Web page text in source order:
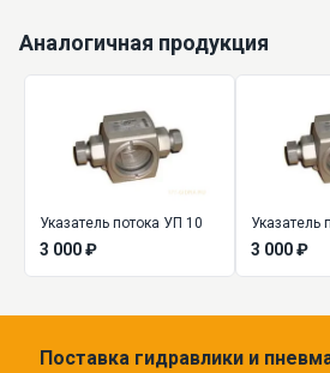
Аналогичная продукция
Указатель потока УП 10
3 000 ₽
Указатель
3 000 ₽
Поставка гидравлики и